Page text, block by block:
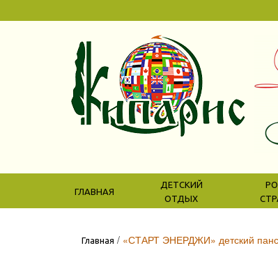
ГЛАВНАЯ
ДЕТСКИЙ
ОТДЫХ
Главная / «СТАРТ ЭНЕРДЖИ» детский